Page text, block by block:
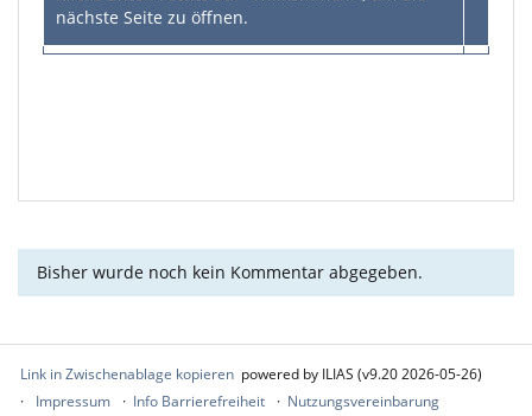
nächste Seite zu öffnen.
Bisher wurde noch kein Kommentar abgegeben.
Link in Zwischenablage kopieren powered by ILIAS (v9.20 2026-05-26)
Impressum
Info Barrierefreiheit Nutzungsvereinbarung